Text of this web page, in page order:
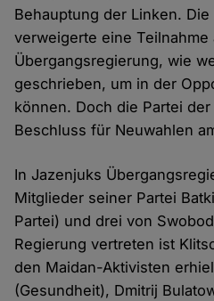
Behauptung der Linken.
verweigerte eine Teilnahme
Übergangsregierung, wie
geschrieben, um in der
können. Doch die Partei
Beschluss für Neuwahlen
In Jazenjuks
Mitglieder seiner Partei
Partei) und drei von
Regierung vertreten ist
den Maidan-Aktivisten
(Gesundheit), Dmitrij